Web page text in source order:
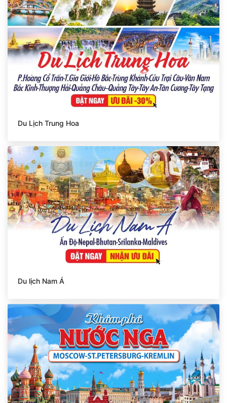
Du Lịch Trung Hoa
Du lịch Nam Á